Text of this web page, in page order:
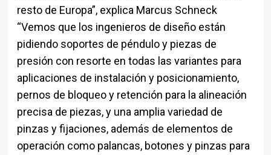
resto de Europa”, explica Marcus Schneck
“Vemos que los ingenieros de diseño están
pidiendo soportes de péndulo y piezas de
presión con resorte en todas las variantes para
aplicaciones de instalación y posicionamiento,
pernos de bloqueo y retención para la alineación
precisa de piezas, y una amplia variedad de
pinzas y fijaciones, además de elementos de
operación como palancas, botones y pinzas para